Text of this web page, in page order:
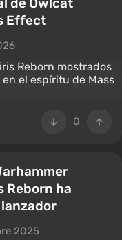
Effect
0
Reborn ha
2025